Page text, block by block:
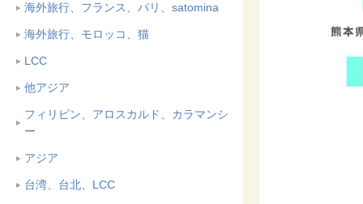
海外旅行、フランス、パリ、satomina
海外旅行、モロッコ、猫
LCC
他アジア
フィリピン、アロスカルド、カラマンシ
ー
アジア
台湾、台北、LCC